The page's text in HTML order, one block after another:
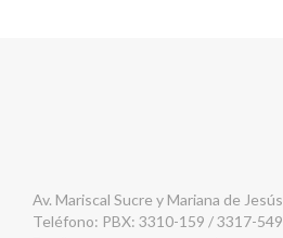
Av. Mariscal Sucre y Mariana de Jesús
Teléfono: PBX: 3310-159 / 3317-549